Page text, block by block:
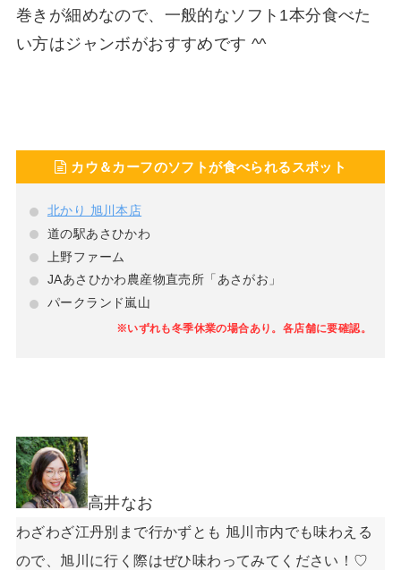
巻きが細めなので、一般的なソフト1本分食べた
い方はジャンボがおすすめです ^^
カウ＆カーフのソフトが食べられるスポット
北かり 旭川本店
道の駅あさひかわ
上野ファーム
JAあさひかわ農産物直売所「あさがお」
パークランド嵐山
※いずれも冬季休業の場合あり。各店舗に要確認。
高井なお
わざわざ江丹別まで行かずとも 旭川市内でも味わえる
ので、旭川に行く際はぜひ味わってみてください！♡